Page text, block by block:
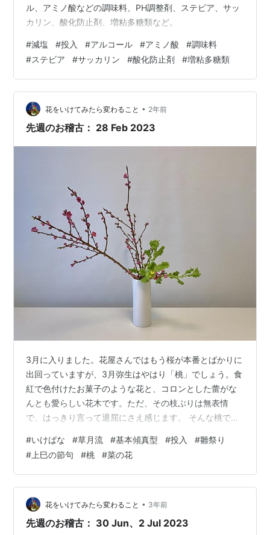
ル、アミノ酸などの調味料、PH調整剤、ステビア、サッ
カリン、酸化防止剤、増粘多糖類など。
#減塩 #投入 #アルコール #アミノ酸 #調味料
#ステビア #サッカリン #酸化防止剤 #増粘多糖類
花をいけてみたら変わること • 2年前
先週のお稽古： 28 Feb 2023
3月に入りました。花屋さんではもう桜が本番とばかりに
出回っていますが、3月弥生はやはり「桃」でしょう。食
紅で色付けたお菓子のような花と、コロンとした蕾がな
んとも愛らしい花木です。ただ、その枝ぶりは無表情
で、はっきり言って退屈にさえ感じます。 そんな桃です
古をされました。 まずはS.E.さんの作品から。桃のはつ
らつとした姿が綺麗ですね。 今回の花材は桃こそ花つき
が良く立派でしたが、菜の花の方はかなり細身で、葉っ
ぱ一枚も無駄にできないボリュームでしたから、さぞい
け難かったろうと思います。 普段ならば真のわき枝をも
う少し整理するところですが、…
#いけばな #草月流 #基本傾真型 #投入 #雛祭り
#上巳の節句 #桃 #菜の花
花をいけてみたら変わること • 3年前
先週のお稽古： 30 Jun、2 Jul 2023